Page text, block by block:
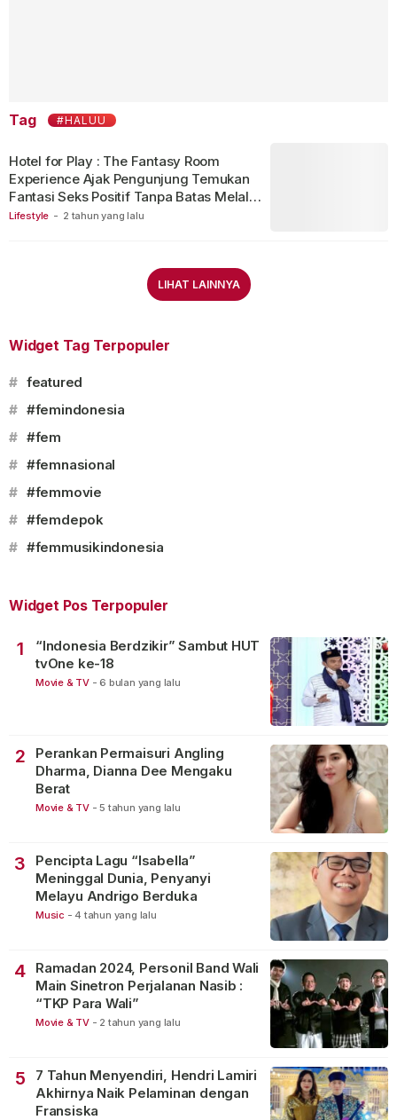
Tag #HALUU
Lifestyle - 2 tahun yang lalu
Hotel for Play : The Fantasy Room
Experience Ajak Pengunjung Temukan
Fantasi Seks Positif Tanpa Batas Melalui
Instalasi Seni
LIHAT LAINNYA
Widget Tag Terpopuler
# featured
# #femindonesia
# #fem
# #femnasional
# #femmovie
# #femdepok
# #femmusikindonesia
Widget Pos Terpopuler
1
“Indonesia Berdzikir” Sambut HUT
tvOne ke-18
Movie & TV - 6 bulan yang lalu
2
Perankan Permaisuri Angling
Dharma, Dianna Dee Mengaku
Berat
Movie & TV - 5 tahun yang lalu
3
Pencipta Lagu “Isabella”
Meninggal Dunia, Penyanyi
Melayu Andrigo Berduka
Music - 4 tahun yang lalu
4
Ramadan 2024, Personil Band Wali
Main Sinetron Perjalanan Nasib :
“TKP Para Wali”
Movie & TV - 2 tahun yang lalu
5
7 Tahun Menyendiri, Hendri Lamiri
Akhirnya Naik Pelaminan dengan
Fransiska